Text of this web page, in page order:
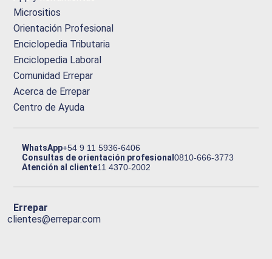
Micrositios
Orientación Profesional
Enciclopedia Tributaria
Enciclopedia Laboral
Comunidad Errepar
Acerca de Errepar
Centro de Ayuda
WhatsApp+54 9 11 5936-6406
Consultas de orientación profesional0810-666-3773
Atención al cliente11 4370-2002
Errepar
clientes@errepar.com